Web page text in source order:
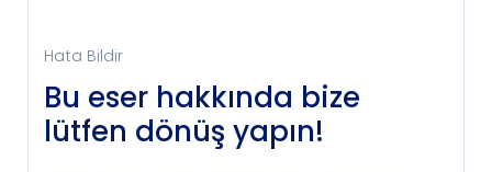
Hata Bildir
Bu eser hakkında bize
lütfen dönüş yapın!